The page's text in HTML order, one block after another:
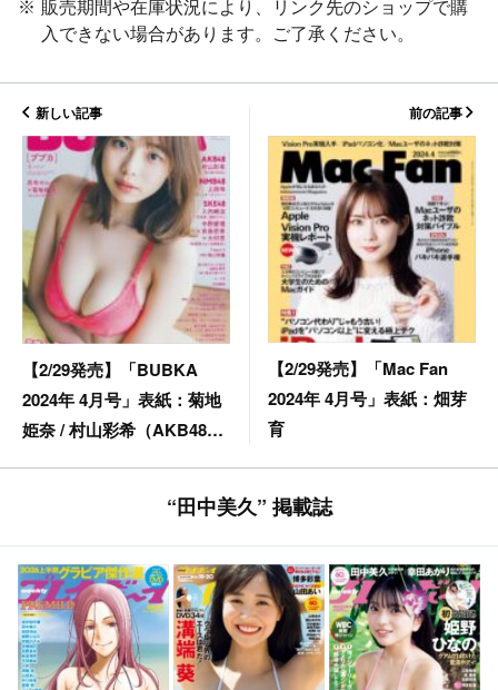
販売期間や在庫状況により、リンク先のショップで購
入できない場合があります。ご了承ください。
新しい記事
【2/29発売】「BUBKA
2024年 4月号」表紙：菊地
姫奈 / 村山彩希（AKB48）
前の記事
【2/29発売】「Mac Fan
2024年 4月号」表紙：畑芽
育
“田中美久” 掲載誌